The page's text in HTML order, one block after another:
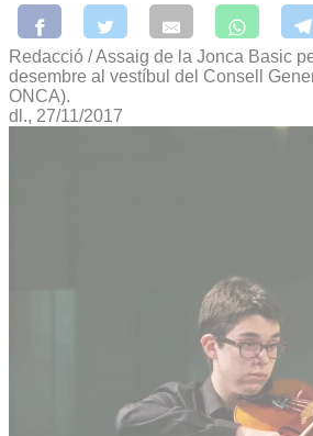
Redacció / Assaig de la Jonca Basic
desembre al vestíbul del Consell
ONCA).
dl., 27/11/2017